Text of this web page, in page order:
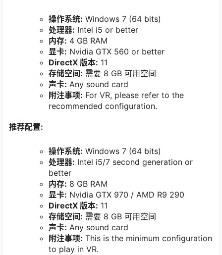
操作系统: Windows 7 (64 bits)
处理器: Intel i5 or better
内存: 4 GB RAM
显卡: Nvidia GTX 560 or better
DirectX 版本: 11
存储空间: 需要 8 GB 可用空间
声卡: Any sound card
附注事项: For VR, please refer to the
recommended configuration.
推荐配置:
操作系统: Windows 7 (64 bits)
处理器: Intel i5/7 second generation or
better
内存: 8 GB RAM
显卡: Nvidia GTX 970 / AMD R9 290
DirectX 版本: 11
存储空间: 需要 8 GB 可用空间
声卡: Any sound card
附注事项: This is the minimum configuration
to play in VR.